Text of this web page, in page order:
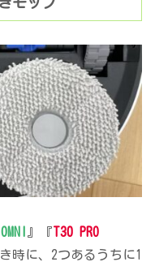
』『T30 PRO
時に、2つあるうちに1